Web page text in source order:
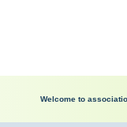
Welcome to